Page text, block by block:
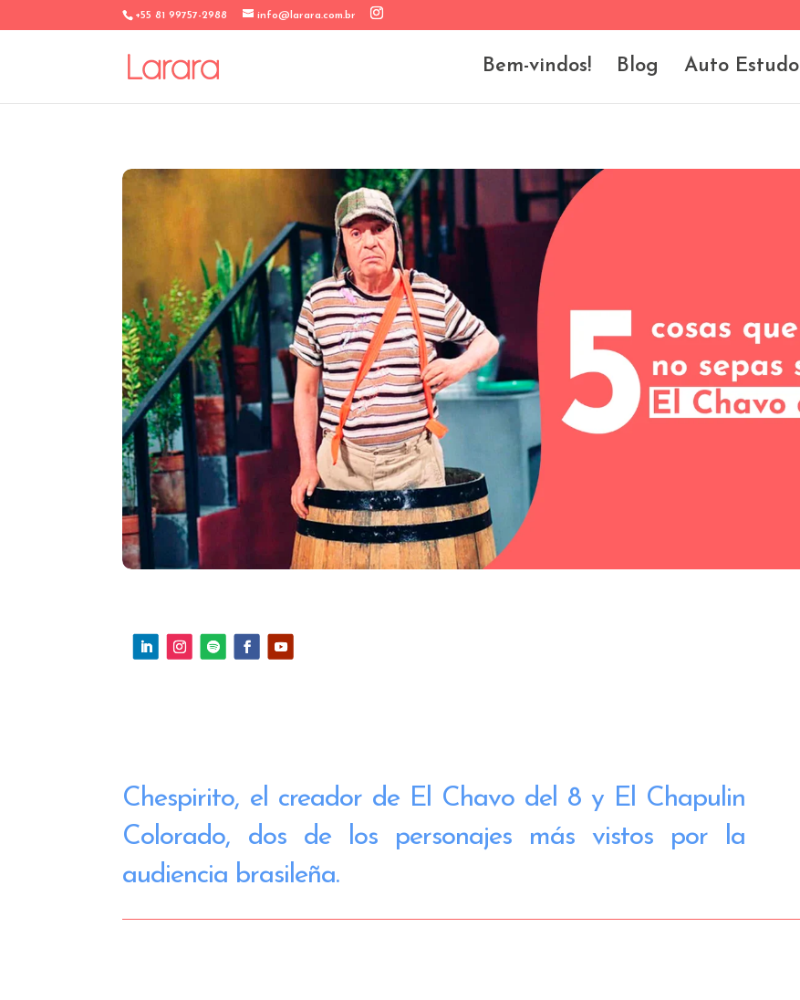
+55 81 99757-2988 info@larara.com.br
Bem-vindos! Blog Auto Estudo
Chespirito, el creador de El Chavo del 8 y El Chapulin
Colorado, dos de los personajes más vistos por la
audiencia brasileña.